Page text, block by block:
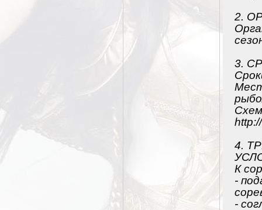
2.
3.
4.
К
-
-